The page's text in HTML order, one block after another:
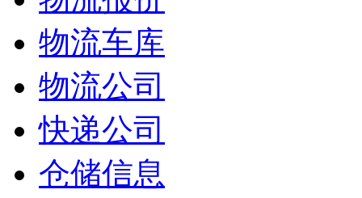
物流车库
物流公司
快递公司
仓储信息